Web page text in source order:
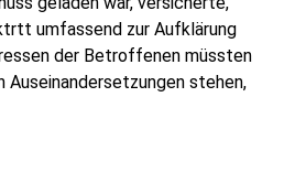
umfassend zur Aufklärung
der Betroffenen müssten
stehen,